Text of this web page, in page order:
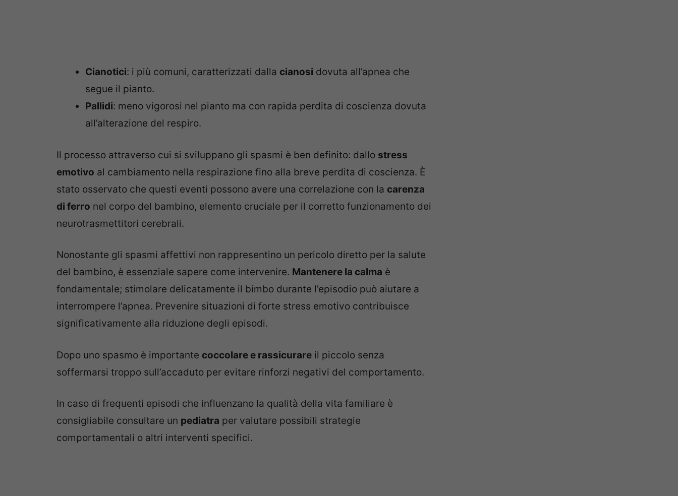
Cianotici: i più comuni, caratterizzati dalla cianosi dovuta all’apnea che
segue il pianto.
Pallidi: meno vigorosi nel pianto ma con rapida perdita di coscienza dovuta
all’alterazione del respiro.
Il processo attraverso cui si sviluppano gli spasmi è ben definito: dallo stress
emotivo al cambiamento nella respirazione fino alla breve perdita di coscienza. È
stato osservato che questi eventi possono avere una correlazione con la carenza
di ferro nel corpo del bambino, elemento cruciale per il corretto funzionamento dei
neurotrasmettitori cerebrali.
Nonostante gli spasmi affettivi non rappresentino un pericolo diretto per la salute
del bambino, è essenziale sapere come intervenire. Mantenere la calma è
fondamentale; stimolare delicatamente il bimbo durante l’episodio può aiutare a
interrompere l’apnea. Prevenire situazioni di forte stress emotivo contribuisce
significativamente alla riduzione degli episodi.
Dopo uno spasmo è importante coccolare e rassicurare il piccolo senza
soffermarsi troppo sull’accaduto per evitare rinforzi negativi del comportamento.
In caso di frequenti episodi che influenzano la qualità della vita familiare è
consigliabile consultare un pediatra per valutare possibili strategie
comportamentali o altri interventi specifici.